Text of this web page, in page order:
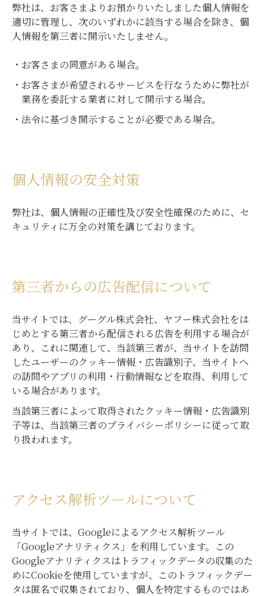
弊社は、お客さまよりお預かりいたしました個人情報を
適切に管理し、次のいずれかに該当する場合を除き、個
人情報を第三者に開示いたしません。
お客さまの同意がある場合。
お客さまが希望されるサービスを行なうために弊社が
業務を委託する業者に対して開示する場合。
法令に基づき開示することが必要である場合。
個人情報の安全対策
弊社は、個人情報の正確性及び安全性確保のために、セ
キュリティに万全の対策を講じております。
第三者からの広告配信について
当サイトでは、グーグル株式会社、ヤフー株式会社をは
じめとする第三者から配信される広告を利用する場合が
あり、これに関連して、当該第三者が、当サイトを訪問
したユーザーのクッキー情報・広告識別子、当サイトへ
の訪問やアプリの利用・行動情報などを取得、利用して
いる場合があります。
当該第三者によって取得されたクッキー情報・広告識別
子等は、当該第三者のプライバシーポリシーに従って取
り扱われます。
アクセス解析ツールについて
当サイトでは、Googleによるアクセス解析ツール
「Googleアナリティクス」を利用しています。この
Googleアナリティクスはトラフィックデータの収集のた
めにCookieを使用していますが、このトラフィックデー
タは匿名で収集されており、個人を特定するものではあ